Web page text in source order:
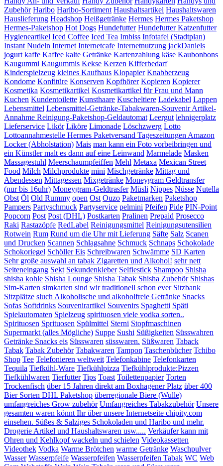
Zubehör Haribo Haribo-Sortiment Haushaltsartikel Haushaltswaren
Hauslieferung Headshop Heißgetränke Hermes Hermes Paketshop
Hermes-Paketshop Hot Dogs Hundefutter Hundefutter Katzenfutter
Hygieneartikel Iced Coffee Iced Tea Imbiss Infotafel (Stadtplan)
Instant Nudeln Internet Internetcafe Internetnutzung jackDaniels
jogurt kaffe Kaffee kalte Getränke Kartenzahlung käse Kaubonbons
Kaugummi Kaugummis Kekse Kerzen Kifferbedarf
Kinderspielzeug kleines Kaufhaus Klopapier Knabberzeug
Kondome Konfitüre Konserven Kopfhörer Kopieren Kopierer
Kosmetika Kosmetikartikel Kosmetikartikel für Frau und Mann
Kuchen Kundentoilette Kunsthaare Kuscheltiere Ladekabel Lappen
Lebensmittel Lebensmittel-Getränke-Tabakwaren-Souvenir Artikel-
Annahme Reinigung-Paketshop-Geldautomat Leergut lehnigerplatz
Lieferservice Likör Liköre Limonade Löschzwerg Lotto
Lottoannahmestelle Hermes Paketversand Tageszeitungen Amazon
Locker (Abholstation) Mais man kann ein Foto vorbeibringen und
ein Künstler malt es dann auf eine Leinwand Marmelade Masken
Massagestuhl Meerschaumpfeiffen Mehl Metaxa Mexican Street
Food Milch Milchprodukte mini Mischgetränke Mittag und
Abendessen Mittagessen Mixgetränke Moneygram Geldtransfer
(nur bis 16uhr) Moneygram-Geldtrasfer Müsli Nippes Nüsse Nutella
Obst Öl Old Rummy open Ost Ouzo Paketmarken Paketshop
Pampers Partyschmuck Partyservice pelmini Pfeifen Pide PIN-Point
Popcorn Post Post (DHL) Postkarten Pralinen Prepaid Prosecco
Raki Rastazöpfe RedLabel Reinigungsmittel Reinigungsutensilien
Rotwein Rum Rund um die Uhr mit Lieferung Säfte Salz Scanen
und Drucken Scannen Schlagsahne Schmuck Schnaps Schokolade
Schokoriegel Schöller Eis Schreibwaren Schwämme SD Karten
Sehr große auswahl an tabak Zigaretten und Alkohol! sehr nett
Seiteneingang Sekt Sekundenkleber Selfiestick Shampoo Shisha
shisha kohle Shisha Lounge Shisha Tabak Shisha Zubehör Shishas
Sim-Karten simkarten sind wir traditionell schon ever Sitzbank
Sitzplätze sluch Alkoholische und alkoholfreie Getränke Snacks
Sofas Softdrinks Souvenirartikel Souvenirs Spaghetti Späti
Spielautomaten Spielzeug spirituosen viele vodka sorten..
Spirituosen Sprituosen Spülmittel Sterni Stopfmaschinen
Supermarkt (alles Mögliche) Suppe Sushi Süßigkeiten Süsswahren
Getränke Snacks eis Süsswaren süsswaren. Süßwaren Taback
Tabak Tabak Zubehör Tabakwaren Tampon Taschenbücher Tchibo
Shop Tee Telefonieren weltweit Telefonkabine Telefonkarten
Tequila Tiefkühl-Ware Tiefkühlpizza Tiefkühlprodukte:Pizzen
Tiefkühlwaren Tierfutter Tips Toast Toilettenpapier Torten
Trockenfisch über 15 Jahren direkt am Boxhagener Platz über 400
Bier Sorten DHL Paketshop überregionale Biere (Wulle)
umfangreiches Grow zubehör Umfangreiches Tabakzubehör Unsere
gesamten waren könnt Ihr über unsere Internetseite chipity.com
einsehen. Süßes & Salziges Schokoladen und Haribo und mehr.
Drogerie Artikel und Haushaltswaren usw..... Verkäufer kann mit
Ohren und Kehlkopf wackeln und schielen Videokassetten
Videothek Vodka Warme Brötchen warme Getränke Waschpulver
Wasser Wasserpfeife Wasserpfeifen Wasserpfeifen Tabak WC Web